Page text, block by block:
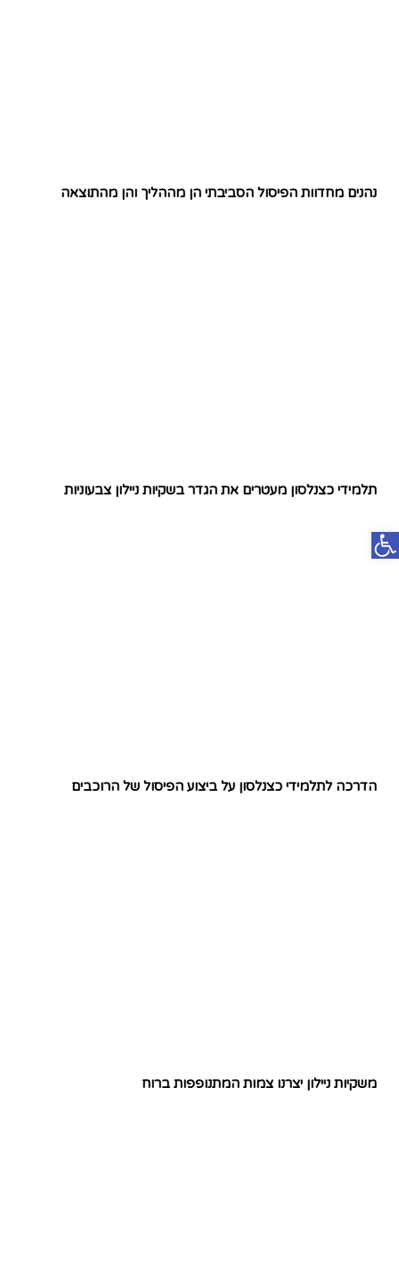
נהנים מחדוות הפיסול הסביבתי הן מההליך והן מהתוצאה
תלמידי כצנלסון מעטרים את הגדר בשקיות ניילון צבעוניות
הדרכה לתלמידי כצנלסון על ביצוע הפיסול של הרוכבים
משקיות ניילון יצרנו צמות המתנופפות ברוח
פתח סרגל נגישות